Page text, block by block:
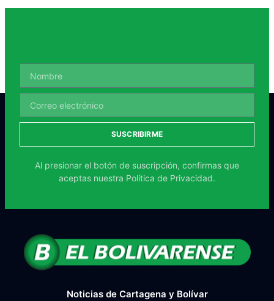
SUSCRIBIRME
Al presionar el botón de suscripción, confirmas que
aceptas nuestra Política de Privacidad.
Noticias de Cartagena y Bolívar